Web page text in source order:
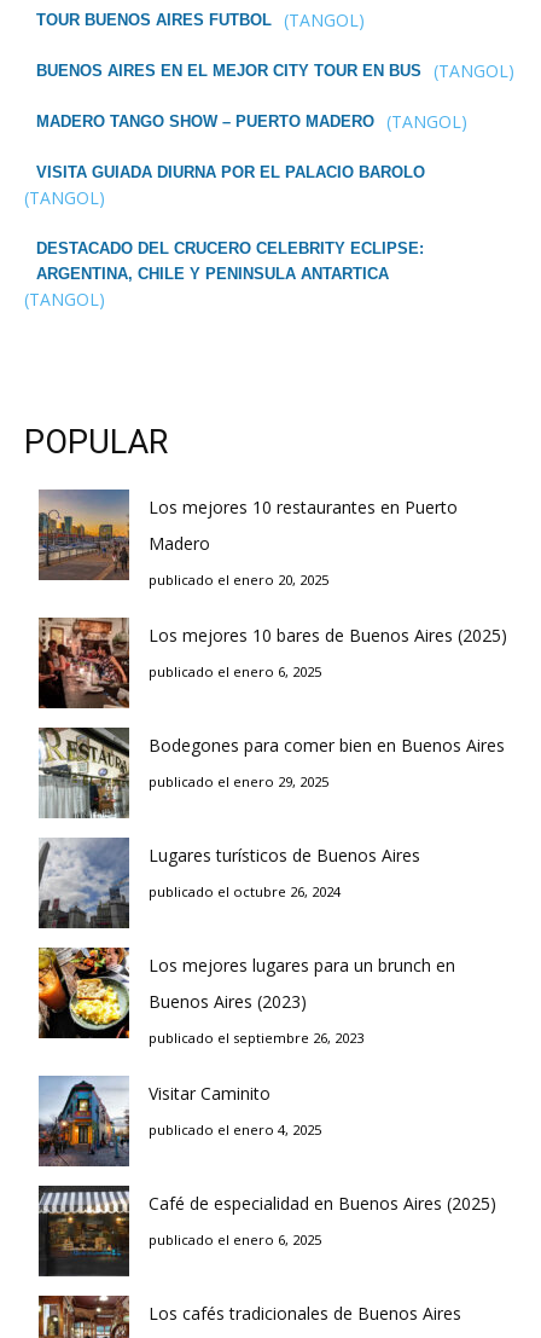
TOUR BUENOS AIRES FUTBOL (TANGOL)
BUENOS AIRES EN EL MEJOR CITY TOUR EN BUS (TANGOL)
MADERO TANGO SHOW – PUERTO MADERO (TANGOL)
VISITA GUIADA DIURNA POR EL PALACIO BAROLO
(TANGOL)
DESTACADO DEL CRUCERO CELEBRITY ECLIPSE:
ARGENTINA, CHILE Y PENINSULA ANTARTICA
(TANGOL)
POPULAR
Los mejores 10 restaurantes en Puerto
Madero
publicado el enero 20, 2025
Los mejores 10 bares de Buenos Aires (2025)
publicado el enero 6, 2025
Bodegones para comer bien en Buenos Aires
publicado el enero 29, 2025
Lugares turísticos de Buenos Aires
publicado el octubre 26, 2024
Los mejores lugares para un brunch en
Buenos Aires (2023)
publicado el septiembre 26, 2023
Visitar Caminito
publicado el enero 4, 2025
Café de especialidad en Buenos Aires (2025)
publicado el enero 6, 2025
Los cafés tradicionales de Buenos Aires